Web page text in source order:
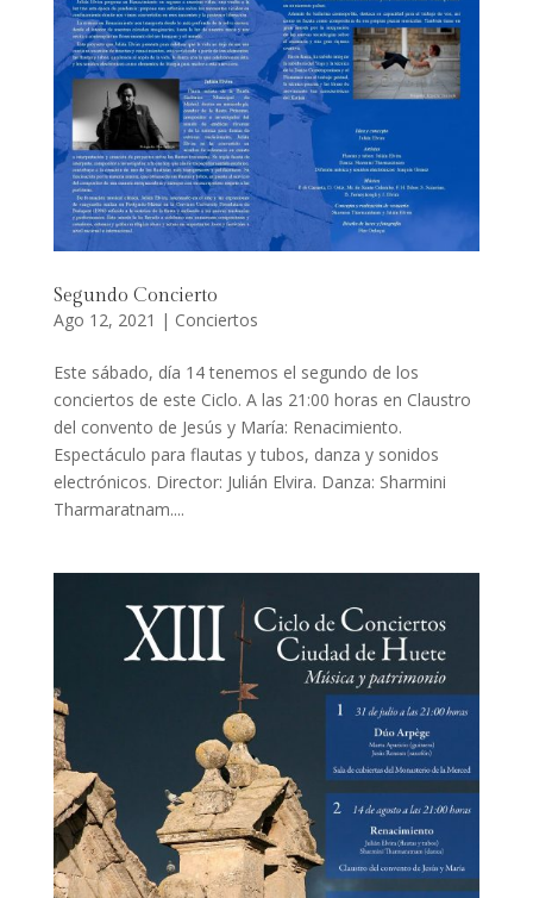
Segundo Concierto
Ago 12, 2021 | Conciertos
Este sábado, día 14 tenemos el segundo de los
conciertos de este Ciclo. A las 21:00 horas en Claustro
del convento de Jesús y María: Renacimiento.
Espectáculo para flautas y tubos, danza y sonidos
electrónicos. Director: Julián Elvira. Danza: Sharmini
Tharmaratnam....